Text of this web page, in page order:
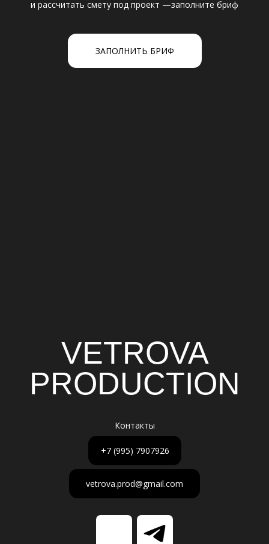
ИП Ветрова Ксения Владимировна
ОГРНИП: 323665800129924